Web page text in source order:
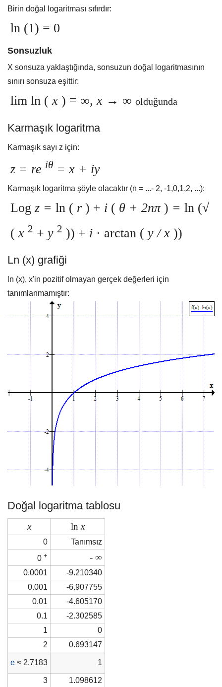
Birin doğal logaritması sıfırdır:
ln (1) = 0
Sonsuzluk
X sonsuza yaklaştığında, sonsuzun doğal logaritmasının
sınırı sonsuza eşittir:
lim ln (x ) = ∞,x → ∞ olduğunda
Karmaşık logaritma
Karmaşık sayı z için:
z = re iθ = x + iy
Karmaşık logaritma şöyle olacaktır (n = ...- 2, -1,0,1,2, ...):
Log z = ln ( r ) + i ( θ + 2nπ) = ln (√
( x 2 + y 2 )) + i · arctan ( y / x ))
Ln (x) grafiği
ln (x), x'in pozitif olmayan gerçek değerleri için
tanımlanmamıştır:
Doğal logaritma tablosu
x ln x
0
Tanımsız
0 + - ∞
0.0001
-9.210340
0.001
-6.907755
0.01
-4.605170
0.1
-2.302585
1
0
2
0.693147
e ≈ 2.7183 1
3
1.098612